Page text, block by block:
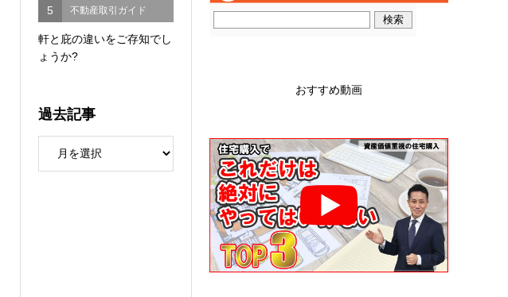
5 不動産取引ガイド
軒と庇の違いをご存知でし
ょうか?
過去記事
おすすめ動画